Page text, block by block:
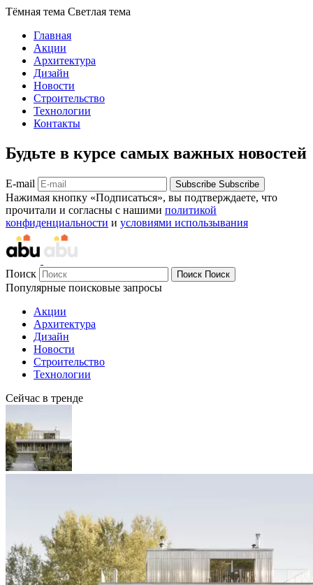
Тёмная тема Светлая тема
Главная
Акции
Архитектура
Дизайн
Новости
Строительство
Технологии
Контакты
Будьте в курсе самых важных новостей
E-mail Subscribe Subscribe
Нажимая кнопку «Подписаться», вы подтверждаете, что
прочитали и согласны с нашими политикой
конфиденциальности и условиями использывания
Поиск Поиск Поиск
Популярные поисковые запросы
Акции
Архитектура
Дизайн
Новости
Строительство
Технологии
Сейчас в тренде